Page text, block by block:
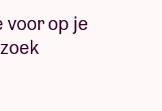
voor op je